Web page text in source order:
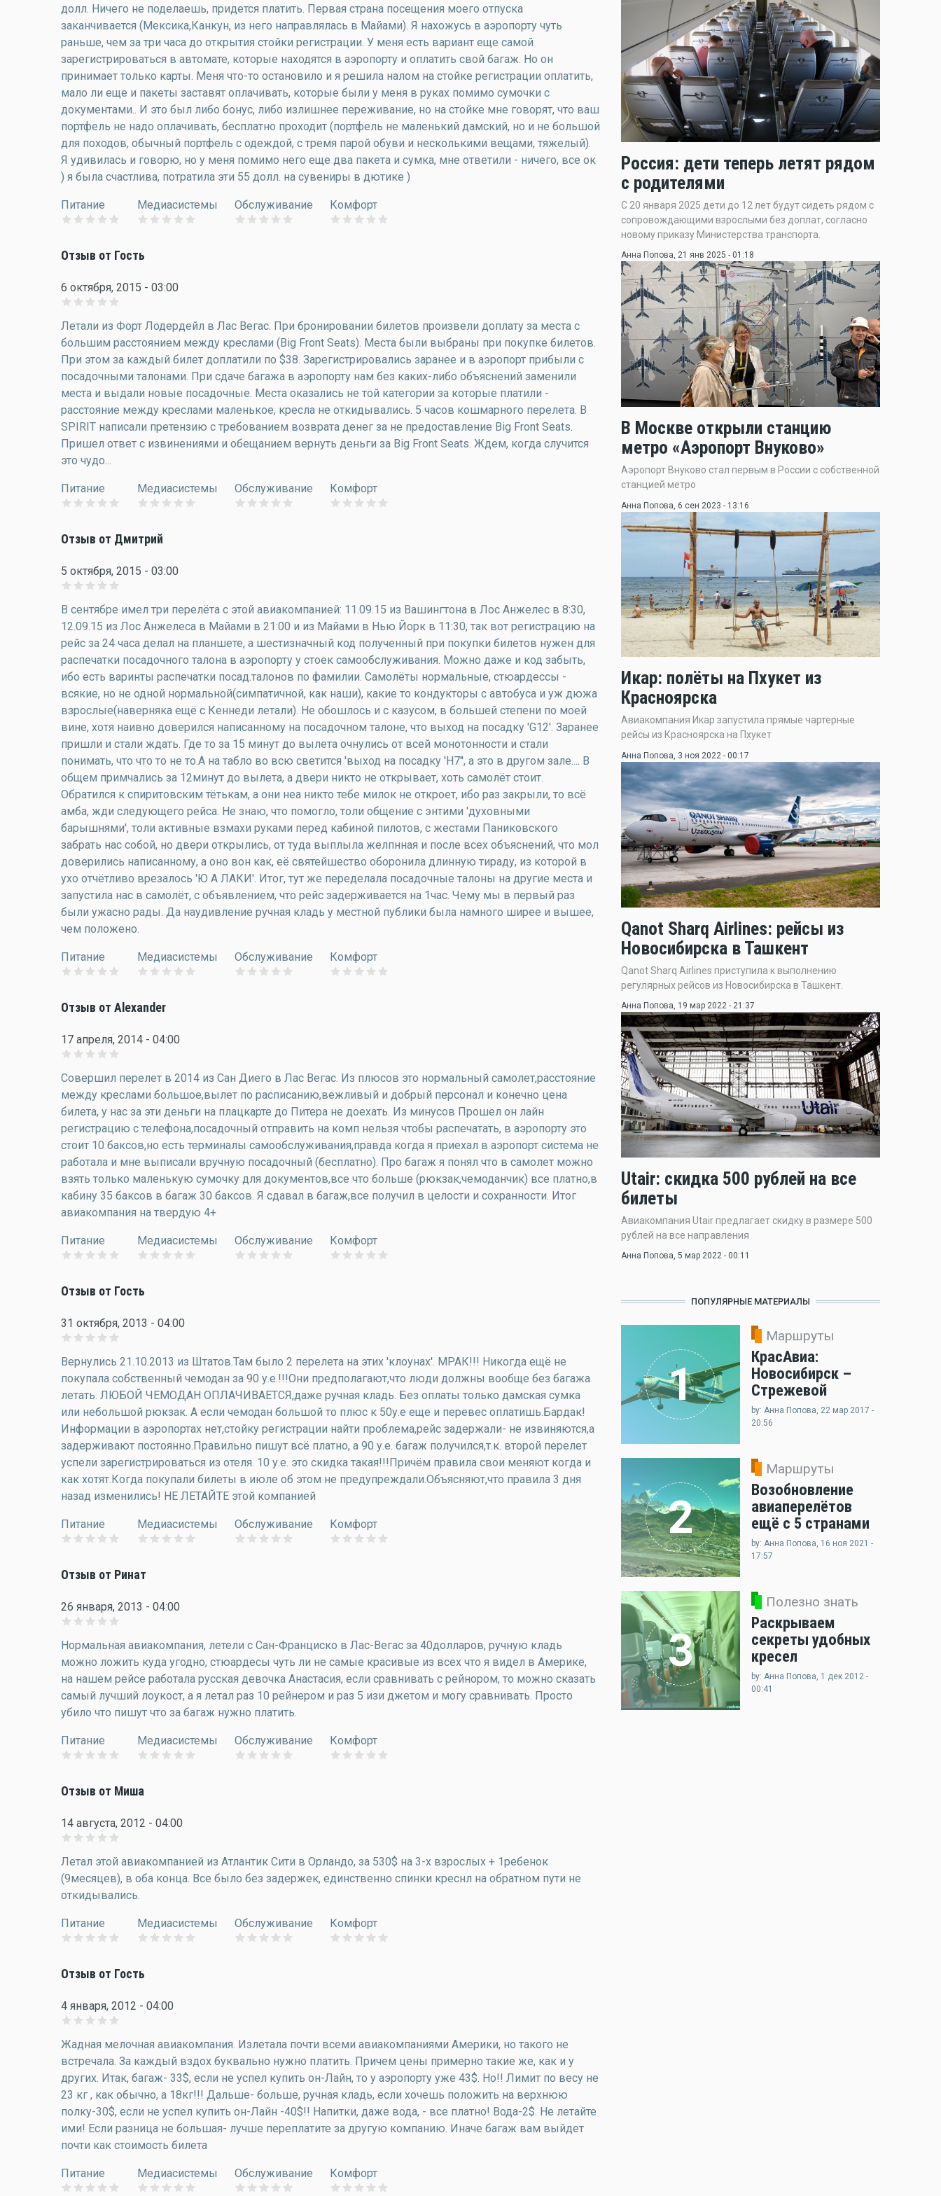
долл. Ничего не поделаешь, придется платить. Первая страна посещения моего отпуска
заканчивается (Мексика,Канкун, из него направлялась в Майами). Я нахожусь в аэропорту чуть
раньше, чем за три часа до открытия стойки регистрации. У меня есть вариант еще самой
зарегистрироваться в автомате, которые находятся в аэропорту и оплатить свой багаж. Но он
принимает только карты. Меня что-то остановило и я решила налом на стойке регистрации оплатить,
мало ли еще и пакеты заставят оплачивать, которые были у меня в руках помимо сумочки с
документами.. И это был либо бонус, либо излишнее переживание, но на стойке мне говорят, что ваш
портфель не надо оплачивать, бесплатно проходит (портфель не маленький дамский, но и не большой
для походов, обычный портфель с одеждой, с тремя парой обуви и несколькими вещами, тяжелый).
Я удивилась и говорю, но у меня помимо него еще два пакета и сумка, мне ответили - ничего, все ок
) я была счастлива, потратила эти 55 долл. на сувениры в дютике )
Питание Медиасистемы Обслуживание Комфорт
Отзыв от Гость
6 октября, 2015 - 03:00
Летали из Форт Лодердейл в Лас Вегас. При бронировании билетов произвели доплату за места с
большим расстоянием между креслами (Big Front Seats). Места были выбраны при покупке билетов.
При этом за каждый билет доплатили по $38. Зарегистрировались заранее и в аэропорт прибыли с
посадочными талонами. При сдаче багажа в аэропорту нам без каких-либо объяснений заменили
места и выдали новые посадочные. Места оказались не той категории за которые платили -
расстояние между креслами маленькое, кресла не откидывались. 5 часов кошмарного перелета. В
SPIRIT написали претензию с требованием возврата денег за не предоставление Big Front Seats.
Пришел ответ с извинениями и обещанием вернуть деньги за Big Front Seats. Ждем, когда случится
это чудо...
Питание Медиасистемы Обслуживание Комфорт
Отзыв от Дмитрий
5 октября, 2015 - 03:00
В сентябре имел три перелёта с этой авиакомпанией: 11.09.15 из Вашингтона в Лос Анжелес в 8:30,
12.09.15 из Лос Анжелеса в Майами в 21:00 и из Майами в Нью Йорк в 11:30, так вот регистрацию на
рейс за 24 часа делал на планшете, а шестизначный код полученный при покупки билетов нужен для
распечатки посадочного талона в аэропорту у стоек самообслуживания. Можно даже и код забыть,
ибо есть варинты распечатки посад.талонов по фамилии. Самолёты нормальные, стюардессы -
всякие, но не одной нормальной(симпатичной, как наши), какие то кондукторы с автобуса и уж дюжа
взрослые(наверняка ещё с Кеннеди летали). Не обошлось и с казусом, в большей степени по моей
вине, хотя наивно доверился написанному на посадочном талоне, что выход на посадку 'G12'. Заранее
пришли и стали ждать. Где то за 15 минут до вылета очнулись от всей монотонности и стали
понимать, что что то не то.А на табло во всю светится 'выход на посадку 'H7'', а это в другом зале.... В
общем примчались за 12минут до вылета, а двери никто не открывает, хоть самолёт стоит.
Обратился к спиритовским тётькам, а они неа никто тебе милок не откроет, ибо раз закрыли, то всё
амба, жди следующего рейса. Не знаю, что помогло, толи общение с энтими 'духовными
барышнями', толи активные взмахи руками перед кабиной пилотов, с жестами Паниковского
забрать нас собой, но двери открылись, от туда выплыла желпнная и после всех объяснений, что мол
доверились написанному, а оно вон как, её святейшество оборонила длинную тираду, из которой в
ухо отчётливо врезалось 'Ю А ЛАКИ'. Итог, тут же переделала посадочные талоны на другие места и
запустила нас в самолёт, с объявлением, что рейс задерживается на 1час. Чему мы в первый раз
были ужасно рады. Да наудивление ручная кладь у местной публики была намного ширее и вышее,
чем положено.
Питание Медиасистемы Обслуживание Комфорт
Отзыв от Alexander
17 апреля, 2014 - 04:00
Совершил перелет в 2014 из Сан Диего в Лас Вегас. Из плюсов это нормальный самолет,расстояние
между креслами большое,вылет по расписанию,вежливый и добрый персонал и конечно цена
билета, у нас за эти деньги на плацкарте до Питера не доехать. Из минусов Прошел он лайн
регистрацию с телефона,посадочный отправить на комп нельзя чтобы распечатать, в аэропорту это
стоит 10 баксов,но есть терминалы самообслуживания,правда когда я приехал в аэропорт система не
работала и мне выписали вручную посадочный (бесплатно). Про багаж я понял что в самолет можно
взять только маленькую сумочку для документов,все что больше (рюкзак,чемоданчик) все платно,в
кабину 35 баксов в багаж 30 баксов. Я сдавал в багаж,все получил в целости и сохранности. Итог
авиакомпания на твердую 4+
Питание Медиасистемы Обслуживание Комфорт
Отзыв от Гость
31 октября, 2013 - 04:00
Вернулись 21.10.2013 из Штатов.Там было 2 перелета на этих 'клоунах'. МРАК!!! Никогда ещё не
покупала собственный чемодан за 90 у.е.!!!Они предполагают,что люди должны вообще без багажа
летать. ЛЮБОЙ ЧЕМОДАН ОПЛАЧИВАЕТСЯ,даже ручная кладь. Без оплаты только дамская сумка
или небольшой рюкзак. А если чемодан большой то плюс к 50у.е еще и перевес оплатишь.Бардак!
Информации в аэропортах нет,стойку регистрации найти проблема,рейс задержали- не извиняются,а
задерживают постоянно.Правильно пишут всё платно, а 90 у.е. багаж получился,т.к. второй перелет
успели зарегистрироваться из отеля. 10 у.е. это скидка такая!!!Причём правила свои меняют когда и
как хотят.Когда покупали билеты в июле об этом не предупреждали.Объясняют,что правила 3 дня
назад изменились! НЕ ЛЕТАЙТЕ этой компанией
Питание Медиасистемы Обслуживание Комфорт
Отзыв от Ринат
26 января, 2013 - 04:00
Нормальная авиакомпания, летели с Сан-Франциско в Лас-Вегас за 40долларов, ручную кладь
можно ложить куда угодно, стюардесы чуть ли не самые красивые из всех что я видел в Америке,
на нашем рейсе работала русская девочка Анастасия, если сравнивать с рейнором, то можно сказать
самый лучший лоукост, а я летал раз 10 рейнером и раз 5 изи джетом и могу сравнивать. Просто
убило что пишут что за багаж нужно платить.
Питание Медиасистемы Обслуживание Комфорт
Отзыв от Миша
14 августа, 2012 - 04:00
Летал этой авиакомпанией из Атлантик Сити в Орландо, за 530$ на 3-х взрослых + 1ребенок
(9месяцев), в оба конца. Все было без задержек, единственно спинки креснл на обратном пути не
откидывались.
Питание Медиасистемы Обслуживание Комфорт
Отзыв от Гость
4 января, 2012 - 04:00
Жадная мелочная авиакомпания. Излетала почти всеми авиакомпаниями Америки, но такого не
встречала. За каждый вздох буквально нужно платить. Причем цены примерно такие же, как и у
других. Итак, багаж- 33$, если не успел купить он-Лайн, то у аэропорту уже 43$. Но!! Лимит по весу не
23 кг , как обычно, а 18кг!!! Дальше- больше, ручная кладь, если хочешь положить на верхнюю
полку-30$, если не успел купить он-Лайн -40$!! Напитки, даже вода, - все платно! Вода-2$. Не летайте
ими! Если разница не большая- лучше переплатите за другую компанию. Иначе багаж вам выйдет
почти как стоимость билета
Питание Медиасистемы Обслуживание Комфорт
Россия: дети теперь летят рядом
с родителями
С 20 января 2025 дети до 12 лет будут сидеть рядом с
сопровождающими взрослыми без доплат, согласно
новому приказу Министерства транспорта.
Анна Попова, 21 янв 2025 - 01:18
В Москве открыли станцию
метро «Аэропорт Внуково»
Аэропорт Внуково стал первым в России с собственной
станцией метро
Анна Попова , 6 сен 2023 - 13:16
Икар: полёты на Пхукет из
Красноярска
Авиакомпания Икар запустила прямые чартерные
рейсы из Красноярска на Пхукет
Анна Попова, 3 ноя 2022 - 00:17
Qanot Sharq Airlines: рейсы из
Новосибирска в Ташкент
Qanot Sharq Airlines приступила к выполнению
регулярных рейсов из Новосибирска в Ташкент.
Анна Попова, 19 мар 2022 - 21:37
Utair: скидка 500 рублей на все
билеты
Авиакомпания Utair предлагает скидку в размере 500
рублей на все направления
Анна Попова, 5 мар 2022 - 00:11
ПОПУЛЯРНЫЕ МАТЕРИАЛЫ
1
Маршруты
КрасАвиа:
Новосибирск –
Стрежевой
by: Анна Попова, 22 мар 2017 -
20:56
2
Маршруты
Возобновление
авиаперелётов
ещё с 5 странами
by: Анна Попова, 16 ноя 2021 -
17:57
3
Полезно знать
Раскрываем
секреты удобных
кресел
by: Анна Попова, 1 дек 2012 -
00:41